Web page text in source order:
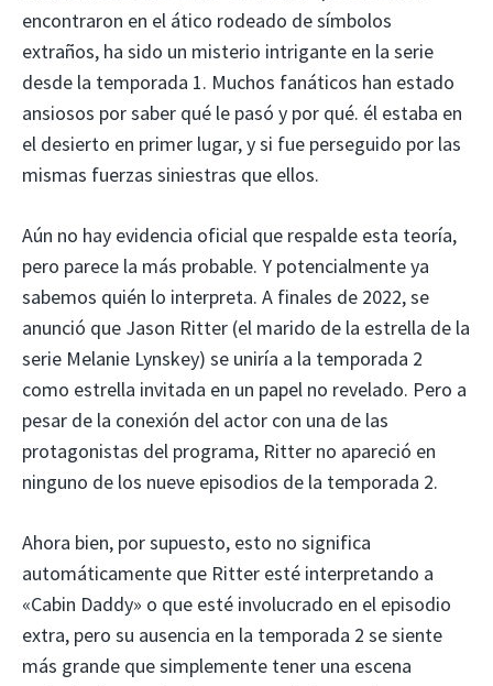
encontraron en el ático rodeado de símbolos
extraños, ha sido un misterio intrigante en la serie
desde la temporada 1. Muchos fanáticos han estado
ansiosos por saber qué le pasó y por qué. él estaba en
el desierto en primer lugar, y si fue perseguido por las
mismas fuerzas siniestras que ellos.
Aún no hay evidencia oficial que respalde esta teoría,
pero parece la más probable. Y potencialmente ya
sabemos quién lo interpreta. A finales de 2022, se
anunció que Jason Ritter (el marido de la estrella de la
serie Melanie Lynskey) se uniría a la temporada 2
como estrella invitada en un papel no revelado. Pero a
pesar de la conexión del actor con una de las
protagonistas del programa, Ritter no apareció en
ninguno de los nueve episodios de la temporada 2.
Ahora bien, por supuesto, esto no significa
automáticamente que Ritter esté interpretando a
«Cabin Daddy» o que esté involucrado en el episodio
extra, pero su ausencia en la temporada 2 se siente
más grande que simplemente tener una escena